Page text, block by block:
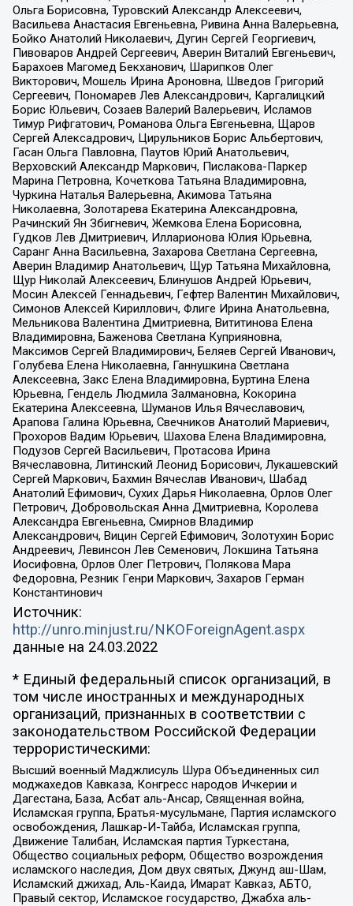
Ольга Борисовна, Туровский Александр Алексеевич,
Васильева Анастасия Евгеньевна, Ривина Анна Валерьевна,
Бойко Анатолий Николаевич, Дугин Сергей Георгиевич,
Пивоваров Андрей Сергеевич, Аверин Виталий Евгеньевич,
Барахоев Магомед Бекханович, Шарипков Олег
Викторович, Мошель Ирина Ароновна, Шведов Григорий
Сергеевич, Пономарев Лев Александрович, Каргалицкий
Борис Юльевич, Созаев Валерий Валерьевич, Исламов
Тимур Рифгатович, Романова Ольга Евгеньевна, Щаров
Сергей Алексадрович, Цирульников Борис Альбертович,
Гасан Ольга Павловна, Паутов Юрий Анатольевич,
Верховский Александр Маркович, Пислакова-Паркер
Марина Петровна, Кочеткова Татьяна Владимировна,
Чуркина Наталья Валерьевна, Акимова Татьяна
Николаевна, Золотарева Екатерина Александровна,
Рачинский Ян Збигневич, Жемкова Елена Борисовна,
Гудков Лев Дмитриевич, Илларионова Юлия Юрьевна,
Саранг Анна Васильевна, Захарова Светлана Сергеевна,
Аверин Владимир Анатольевич, Щур Татьяна Михайловна,
Щур Николай Алексеевич, Блинушов Андрей Юрьевич,
Мосин Алексей Геннадьевич, Гефтер Валентин Михайлович,
Симонов Алексей Кириллович, Флиге Ирина Анатольевна,
Мельникова Валентина Дмитриевна, Вититинова Елена
Владимировна, Баженова Светлана Куприяновна,
Максимов Сергей Владимирович, Беляев Сергей Иванович,
Голубева Елена Николаевна, Ганнушкина Светлана
Алексеевна, Закс Елена Владимировна, Буртина Елена
Юрьевна, Гендель Людмила Залмановна, Кокорина
Екатерина Алексеевна, Шуманов Илья Вячеславович,
Арапова Галина Юрьевна, Свечников Анатолий Мариевич,
Прохоров Вадим Юрьевич, Шахова Елена Владимировна,
Подузов Сергей Васильевич, Протасова Ирина
Вячеславовна, Литинский Леонид Борисович, Лукашевский
Сергей Маркович, Бахмин Вячеслав Иванович, Шабад
Анатолий Ефимович, Сухих Дарья Николаевна, Орлов Олег
Петрович, Добровольская Анна Дмитриевна, Королева
Александра Евгеньевна, Смирнов Владимир
Александрович, Вицин Сергей Ефимович, Золотухин Борис
Андреевич, Левинсон Лев Семенович, Локшина Татьяна
Иосифовна, Орлов Олег Петрович, Полякова Мара
Федоровна, Резник Генри Маркович, Захаров Герман
Константинович
Источник:
http://unro.minjust.ru/NKOForeignAgent.aspx
данные на 24.03.2022
* Единый федеральный список организаций, в
том числе иностранных и международных
организаций, признанных в соответствии с
законодательством Российской Федерации
террористическими:
Высший военный Маджлисуль Шура Объединенных сил
моджахедов Кавказа, Конгресс народов Ичкерии и
Дагестана, База, Асбат аль-Ансар, Священная война,
Исламская группа, Братья-мусульмане, Партия исламского
освобождения, Лашкар-И-Тайба, Исламская группа,
Движение Талибан, Исламская партия Туркестана,
Общество социальных реформ, Общество возрождения
исламского наследия, Дом двух святых, Джунд аш-Шам,
Исламский джихад, Аль-Каида, Имарат Кавказ, АБТО,
Правый сектор, Исламское государство, Джабха аль-